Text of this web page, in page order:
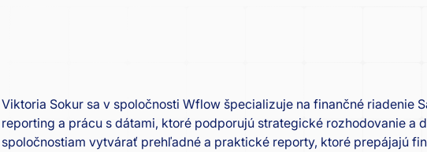
Viktoria Sokur sa v spoločnosti Wflow špecializuje na finančné riadenie
reporting a prácu s dátami, ktoré podporujú strategické rozhodovanie a
spoločnostiam vytvárať prehľadné a praktické reporty, ktoré prepájajú